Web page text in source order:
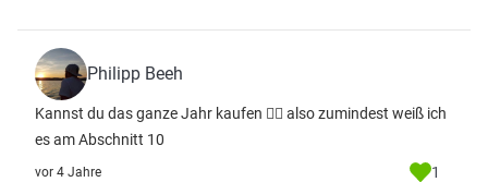
Philipp Beeh
Kannst du das ganze Jahr kaufen 👍🏼 also zumindest weiß ich
es am Abschnitt 10
vor 4 Jahre 1